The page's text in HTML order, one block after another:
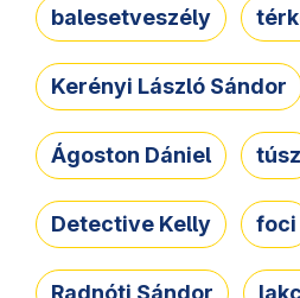
balesetveszély
Kerényi László Sándor
Ágoston Dániel túsz
Detective Kelly foci
Radnóti Sándor